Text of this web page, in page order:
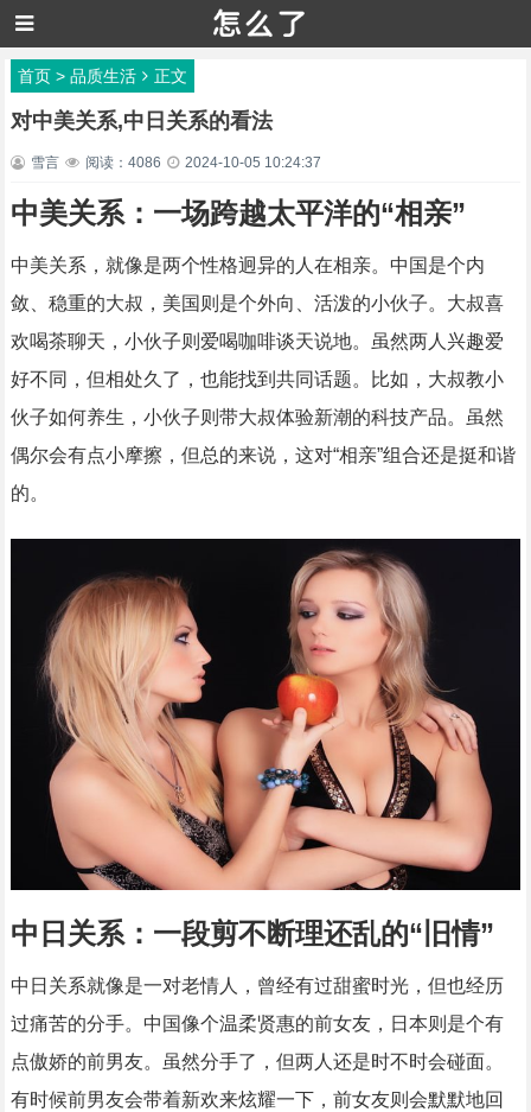
首页> 品质生活 正文
对中美关系,中日关系的看法
雪言 阅读：4086 2024-10-05 10:24:37
中美关系：一场跨越太平洋的“相亲”
中美关系，就像是两个性格迥异的人在相亲。中国是个内
敛、稳重的大叔，美国则是个外向、活泼的小伙子。大叔喜
欢喝茶聊天，小伙子则爱喝咖啡谈天说地。虽然两人兴趣爱
好不同，但相处久了，也能找到共同话题。比如，大叔教小
伙子如何养生，小伙子则带大叔体验新潮的科技产品。虽然
偶尔会有点小摩擦，但总的来说，这对“相亲”组合还是挺和谐
的。
中日关系：一段剪不断理还乱的“旧情”
中日关系就像是一对老情人，曾经有过甜蜜时光，但也经历
过痛苦的分手。中国像个温柔贤惠的前女友，日本则是个有
点傲娇的前男友。虽然分手了，但两人还是时不时会碰面。
有时候前男友会带着新欢来炫耀一下，前女友则会默默地回